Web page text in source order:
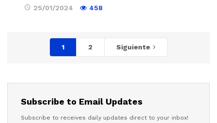
25/01/2024 458
1 2 Siguiente
Subscribe to Email Updates
Subscribe to receives daily updates direct to your inbox!